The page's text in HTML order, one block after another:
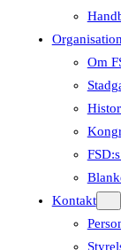
Om
Kontakt